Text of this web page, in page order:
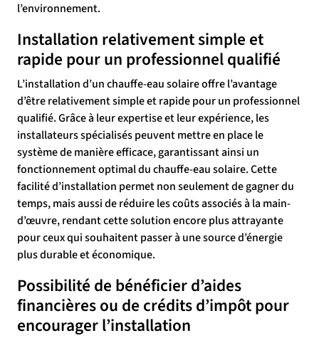
l’environnement.
Installation relativement simple et
rapide pour un professionnel qualifié
L’installation d’un chauffe-eau solaire offre l’avantage
d’être relativement simple et rapide pour un professionnel
qualifié. Grâce à leur expertise et leur expérience, les
installateurs spécialisés peuvent mettre en place le
système de manière efficace, garantissant ainsi un
fonctionnement optimal du chauffe-eau solaire. Cette
facilité d’installation permet non seulement de gagner du
temps, mais aussi de réduire les coûts associés à la main-
d’œuvre, rendant cette solution encore plus attrayante
pour ceux qui souhaitent passer à une source d’énergie
plus durable et économique.
Possibilité de bénéficier d’aides
financières ou de crédits d’impôt pour
encourager l’installation